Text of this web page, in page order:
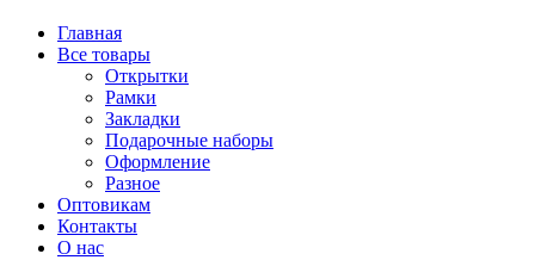
Главная
Все товары
Открытки
Рамки
Закладки
Подарочные наборы
Оформление
Разное
Оптовикам
Контакты
О нас